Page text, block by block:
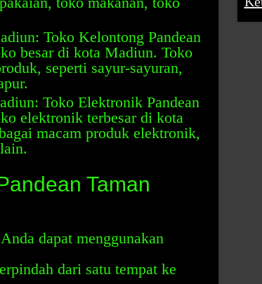
Toko Kelontong Pandean
besar di kota Madiun. Toko
seperti sayur-sayuran,
Toko Elektronik Pandean
elektronik terbesar di kota
macam produk elektronik,
Taman
dapat menggunakan
dari satu tempat ke